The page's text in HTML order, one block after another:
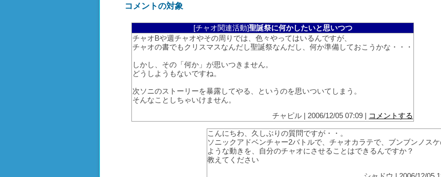
コメントの対象
[チャオ関連活動]聖誕祭に何かしたいと思いつつ
チャオBや週チャオやその周りでは、色々やってはいるんですが、
チャオの書でもクリスマスなんだし聖誕祭なんだし、何か準備しておこうかな・・・
しかし、その「何か」が思いつきません。
どうしようもないですね。
次ソニのストーリーを暴露してやる、というのを思いついてしまう。
そんなことしちゃいけません。
チャピル | 2006/12/05 07:09 | コメントする
こんにちわ、久しぶりの質問ですが・・。
ソニックアドベンチャー2バトルで、チャオカラテで、ブンブンノス
ような動きを、自分のチャオにさせることはできるんですか？
教えてください